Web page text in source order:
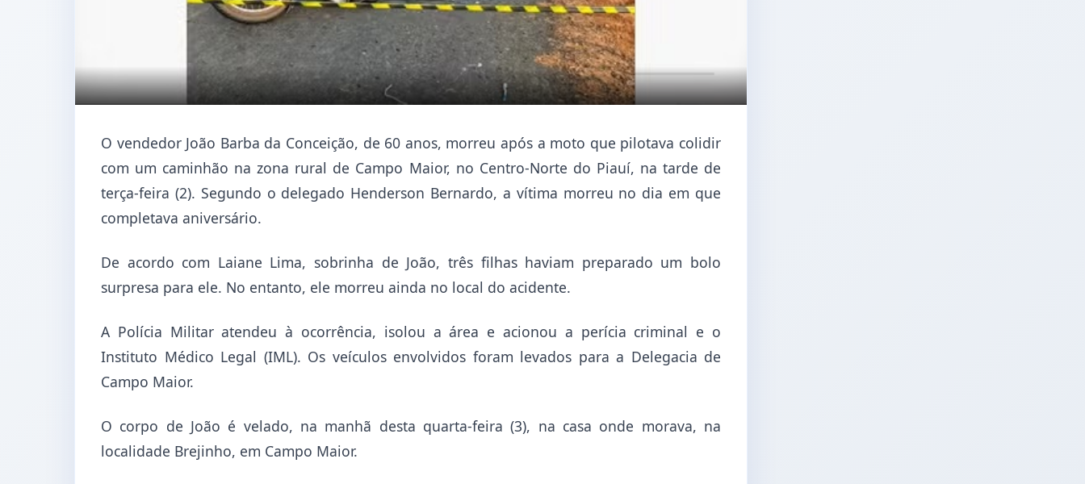
O vendedor João Barba da Conceição, de 60 anos, morreu após a moto que pilotava colidir
com um caminhão na zona rural de Campo Maior, no Centro-Norte do Piauí, na tarde de
terça-feira (2). Segundo o delegado Henderson Bernardo, a vítima morreu no dia em que
completava aniversário.
De acordo com Laiane Lima, sobrinha de João, três filhas haviam preparado um bolo
surpresa para ele. No entanto, ele morreu ainda no local do acidente.
A Polícia Militar atendeu à ocorrência, isolou a área e acionou a perícia criminal e o
Instituto Médico Legal (IML). Os veículos envolvidos foram levados para a Delegacia de
Campo Maior.
O corpo de João é velado, na manhã desta quarta-feira (3), na casa onde morava, na
localidade Brejinho, em Campo Maior.